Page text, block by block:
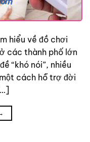
hiểu về đồ chơi
các thành phố lớn
“khó nói”, nhiều
cách hỗ trợ đời